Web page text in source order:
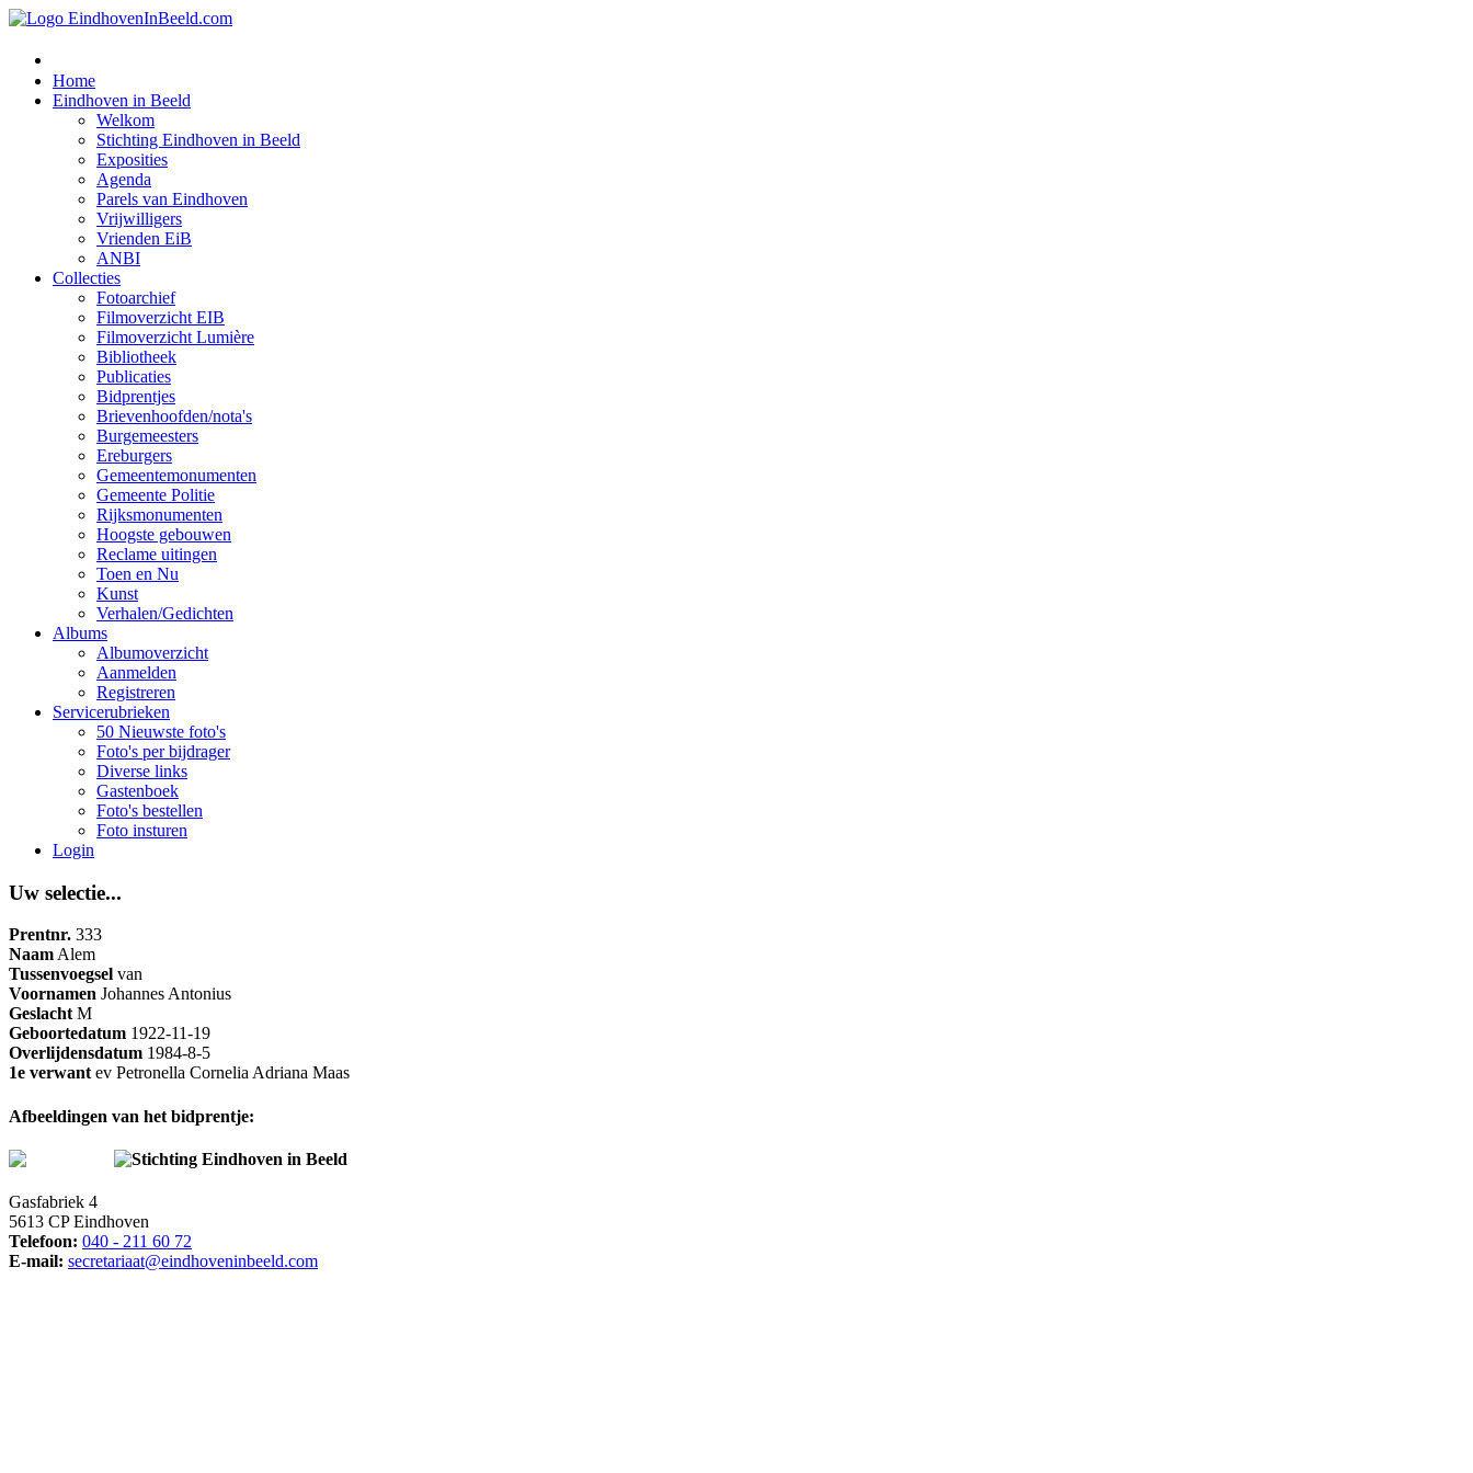
Home
Eindhoven in Beeld
Welkom
Stichting Eindhoven in Beeld
Exposities
Agenda
Parels van Eindhoven
Vrijwilligers
Vrienden EiB
ANBI
Collecties
Fotoarchief
Filmoverzicht EIB
Filmoverzicht Lumière
Bibliotheek
Publicaties
Bidprentjes
Brievenhoofden/nota's
Burgemeesters
Ereburgers
Gemeentemonumenten
Gemeente Politie
Rijksmonumenten
Hoogste gebouwen
Reclame uitingen
Toen en Nu
Kunst
Verhalen/Gedichten
Albums
Albumoverzicht
Aanmelden
Registreren
Servicerubrieken
50 Nieuwste foto's
Foto's per bijdrager
Diverse links
Gastenboek
Foto's bestellen
Foto insturen
Login
Uw selectie...
Prentnr. 333
NaamAlem
Tussenvoegsel van
Voornamen Johannes Antonius
GeslachtM
Geboortedatum 1922-11-19
Overlijdensdatum 1984-8-5
1e verwantev Petronella Cornelia Adriana Maas
Afbeeldingen van het bidprentje:
Stichting Eindhoven in Beeld
Gasfabriek 4
5613 CP Eindhoven
Telefoon: 040 - 211 60 72
E-mail: secretariaat@eindhoveninbeeld.com